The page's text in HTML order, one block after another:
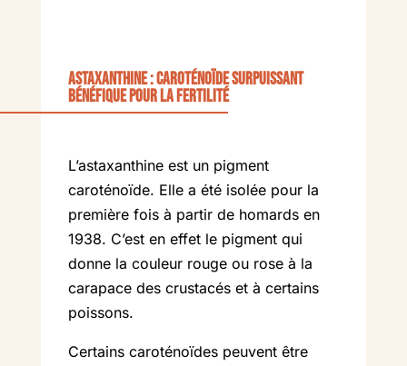
Astaxanthine : caroténoïde surpuissant
bénéfique pour la fertilité
L’astaxanthine est un pigment
caroténoïde. Elle a été isolée pour la
première fois à partir de homards en
1938. C’est en effet le pigment qui
donne la couleur rouge ou rose à la
carapace des crustacés et à certains
poissons.
Certains caroténoïdes peuvent être